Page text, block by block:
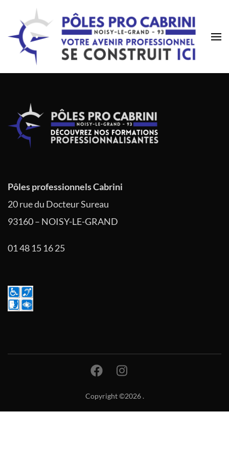
Pôles professionnels Cabrini
20 rue du Docteur Sureau
93160 – NOISY-LE-GRAND
01 48 15 16 25
Copyright ©2026.